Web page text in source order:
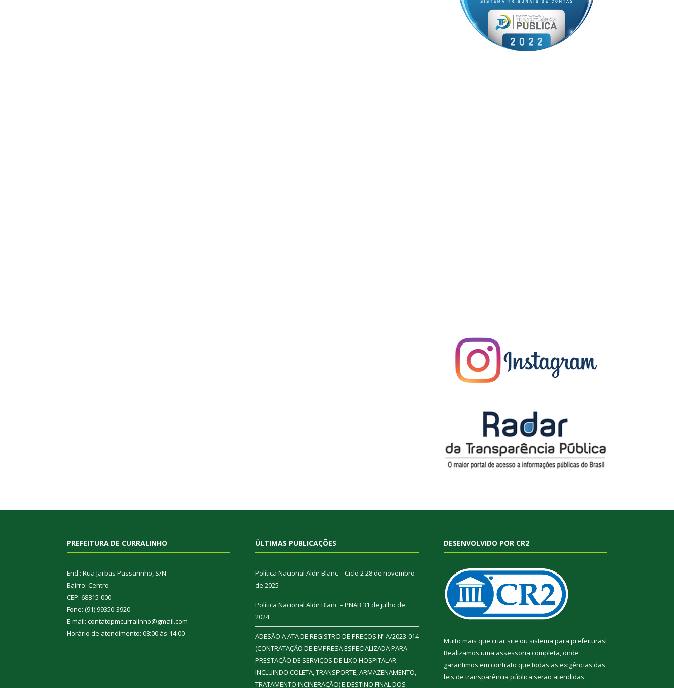
PREFEITURA DE CURRALINHO
End.: Rua Jarbas Passarinho, S/N
Bairro: Centro
CEP: 68815-000
Fone: (91) 99350-3920
E-mail: contatopmcurralinho@gmail.com
Horário de atendimento: 08:00 às 14:00
ÚLTIMAS PUBLICAÇÕES
Política Nacional Aldir Blanc – Ciclo 228 de novembro
de 2025
Política Nacional Aldir Blanc – PNAB 31 de julho de
2024
ADESÃO A ATA DE REGISTRO DE PREÇOS Nº A/2023-014
(CONTRATAÇÃO DE EMPRESA ESPECIALIZADA PARA
PRESTAÇÃO DE SERVIÇOS DE LIXO HOSPITALAR
INCLUINDO COLETA, TRANSPORTE, ARMAZENAMENTO,
TRATAMENTO INCINERAÇÃO) E DESTINO FINAL DOS
DESENVOLVIDO POR CR2
Muito mais que criar site ou sistema para prefeituras!
Realizamos uma assessoria completa, onde
garantimos em contrato que todas as exigências das
leis de transparência pública serão atendidas.